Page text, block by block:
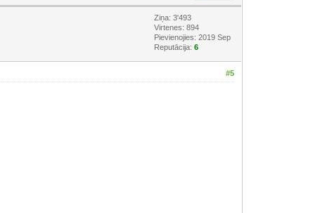
Ziņa: 3'493
Virtenes: 894
Pievienojies: 2019 Sep
Reputācija:6
#5